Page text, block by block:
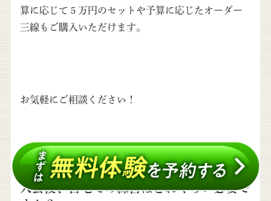
算に応じて５万円のセットや予算に応じたオーダー
三線もご購入いただけます。
お気軽にご相談ください！
入会後、自宅での練習はどれくらい必要で